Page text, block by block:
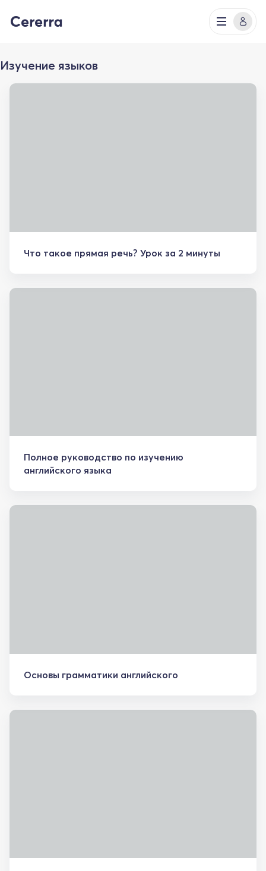
Изучение языков
Что такое прямая речь? Урок за 2 минуты
Полное руководство по изучению
английского языка
Основы грамматики английского